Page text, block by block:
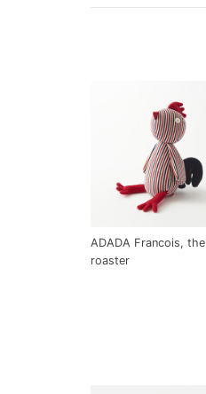
ADADA Francois, the
roaster